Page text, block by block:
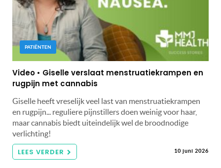
PATIËNTEN
Video • Giselle verslaat menstruatiekrampen en
rugpijn met cannabis
Giselle heeft vreselijk veel last van menstruatiekrampen
en rugpijn... reguliere pijnstillers doen weinig voor haar,
maar cannabis biedt uiteindelijk wel de broodnodige
verlichting!
LEES VERDER 10 juni 2026